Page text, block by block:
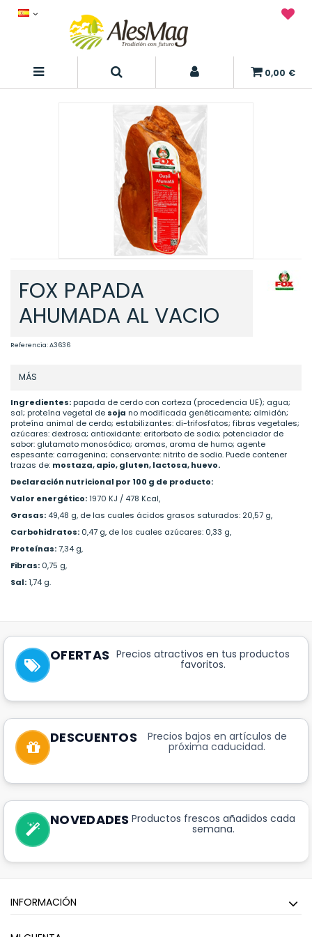
0,00 €
FOX PAPADA
AHUMADA AL VACIO
Referencia:A3636
MÁS
Ingredientes: papada de cerdo con corteza (procedencia UE); agua;
sal; proteína vegetal de soja no modificada genéticamente; almidón;
proteína animal de cerdo; estabilizantes: di-trifosfatos; fibras vegetales;
azúcares: dextrosa; antioxidante: eritorbato de sodio; potenciador de
sabor: glutamato monosódico; aromas, aroma de humo; agente
espesante: carragenina; conservante: nitrito de sodio. Puede contener
trazas de: mostaza, apio, gluten, lactosa, huevo.
Declaración nutricional por 100 g de producto:
Valor energético:1970 KJ / 478 Kcal,
Grasas: 49,48 g, de las cuales ácidos grasos saturados: 20,57 g,
Carbohidratos: 0,47 g, de los cuales azúcares: 0,33 g,
Proteínas:7,34 g,
Fibras: 0,75 g,
Sal:1,74 g.
OFERTAS Precios atractivos en tus productos
favoritos.
DESCUENTOS Precios bajos en artículos de
próxima caducidad.
NOVEDADES Productos frescos añadidos cada
semana.
INFORMACIÓN